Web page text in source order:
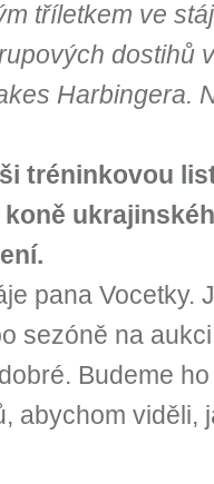
tříletkem ve
dostihů
Harbingera.
tréninkovou
pana Vocetky.
sezóně na
Budeme
abychom viděli,